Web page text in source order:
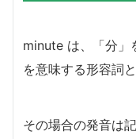
minute は、「分」
を意味する形容詞
その場合の発音は